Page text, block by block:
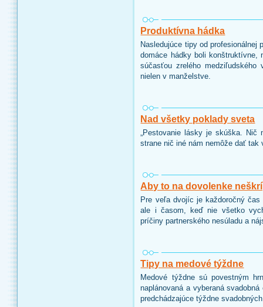
Produktívna hádka
Nasledujúce tipy od
domáce hádky boli konštruktívne,
súčasťou zrelého
nielen v manželstve.
Nad všetky poklady sveta
„Pestovanie lásky je skúška. Nič
strane nič iné nám nemôže dať tak
Aby to na dovolenke
Pre veľa dvojíc je každoročný čas
ale i časom, keď nie všetko
príčiny partnerského nesúladu a
Tipy na medové týždne
Medové týždne sú povestným
naplánovaná a vyberaná
predchádzajúce týždne